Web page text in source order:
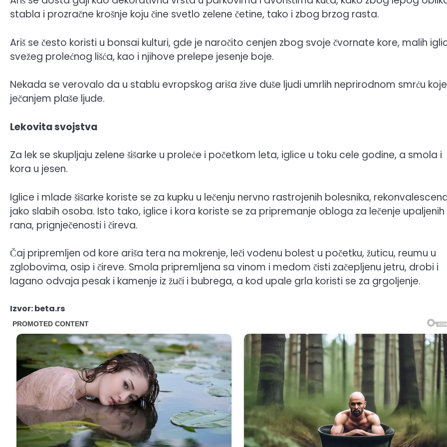
stabla i prozračne krošnje koju čine svetlo zelene četine, tako i zbog brzog rasta.
Ariš se često koristi u bonsai kulturi, gde je naročito cenjen zbog svoje čvornate kore, malih
svežeg prolećnog lišća, kao i njihove prelepe jesenje boje.
Nekada se verovalo da u stablu evropskog ariša žive duše ljudi umrlih neprirodnom smrću koje
ječanjem plaše ljude.
Lekovita svojstva
Za lek se skupljaju zelene šišarke u proleće i početkom leta, iglice u toku cele godine, a smola i
kora u jesen.
Iglice i mlade šišarke koriste se za kupku u lečenju nervno rastrojenih bolesnika,
jako slabih osoba. Isto tako, iglice i kora koriste se za pripremanje obloga za lečenje upaljenih
rana, prignječenosti i čireva.
Čaj pripremljen od kore ariša tera na mokrenje, leči vodenu bolest u početku, žuticu, reumu u
zglobovima, osip i čireve. Smola pripremljena sa vinom i medom čisti začepljenu jetru, drobi i
lagano odvaja pesak i kamenje iz žuči i bubrega, a kod upale grla koristi se za grgoljenje.
Izvor: beta.rs